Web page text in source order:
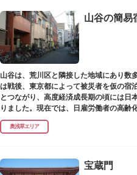
山谷の簡易
山谷は、荒川区と隣接した地域にあり数
は戦後、東京都によって被災者を仮の宿
とつながり、高度経済成長期の頃には日
りました。現在では、日雇労働者の高齢
者に代わって、外国人の利用が増えていま
奥浅草エリア
宝蔵門